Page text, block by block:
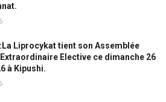
Liprocykat tient son Assemblée
Elective ce dimanche 26
à Kipushi.